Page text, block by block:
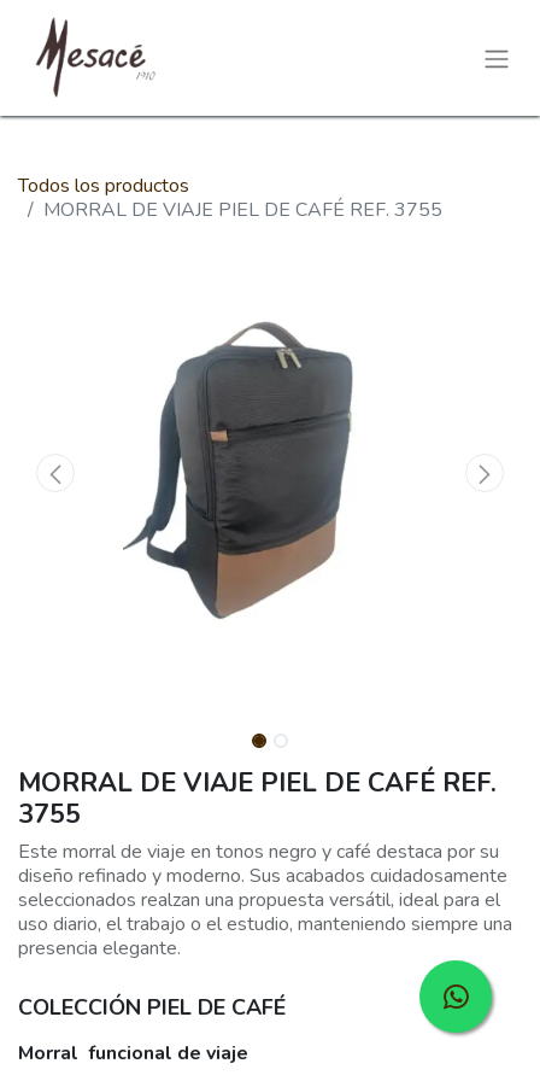
Todos los productos
MORRAL DE VIAJE PIEL DE CAFÉ REF. 3755
MORRAL DE VIAJE PIEL DE CAFÉ REF.
3755
Este morral de viaje en tonos negro y café destaca por su
diseño refinado y moderno. Sus acabados cuidadosamente
seleccionados realzan una propuesta versátil, ideal para el
uso diario, el trabajo o el estudio, manteniendo siempre una
presencia elegante.
COLECCIÓN PIEL DE CAFÉ
Morral funcional de viaje